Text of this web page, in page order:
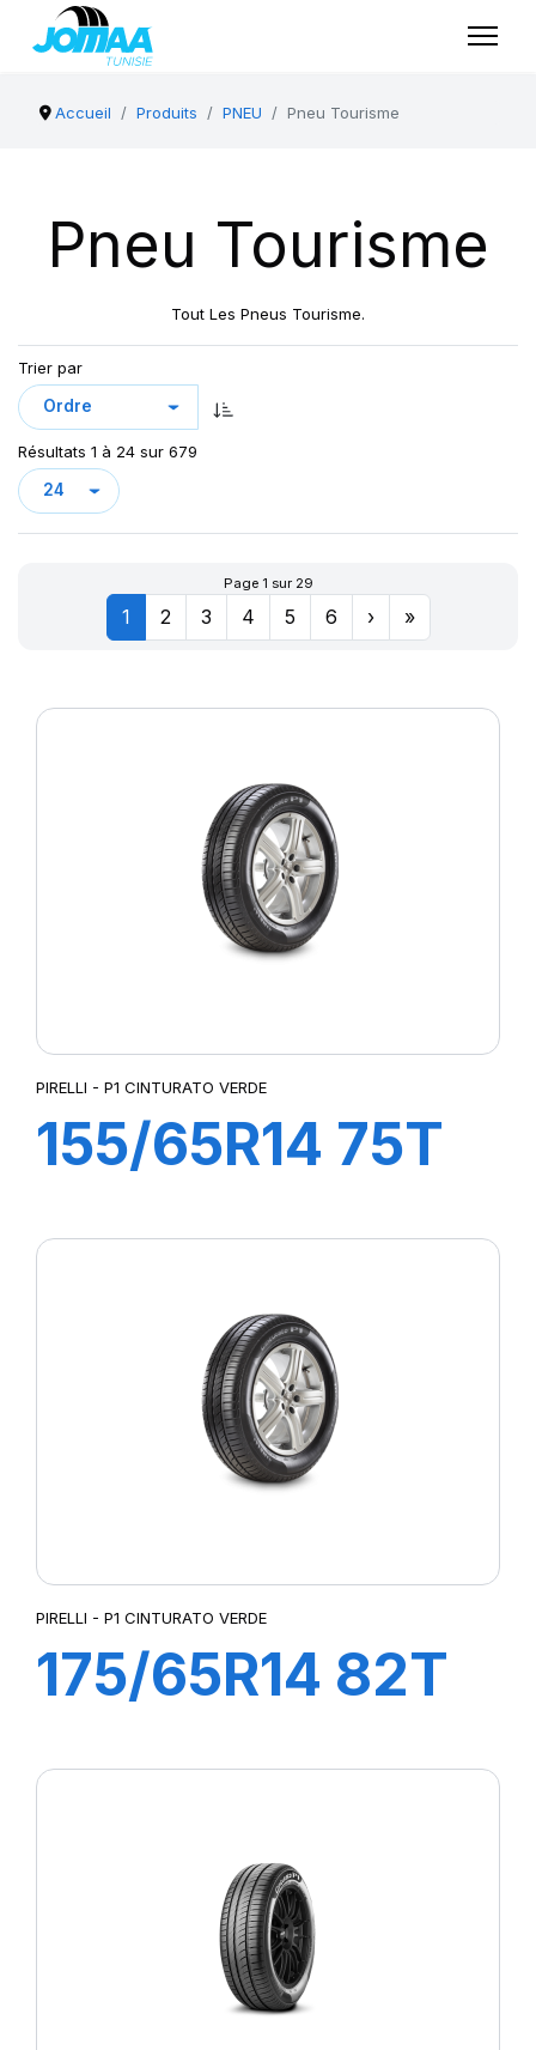
Accueil Produits PNEU Pneu Tourisme
Pneu Tourisme
Tout Les Pneus Tourisme.
Trier par
Résultats 1 à 24 sur 679
Page 1 sur 29
1 2 3 4 5 6 › »
PIRELLI - P1 CINTURATO VERDE
155/65R14 75T
PIRELLI - P1 CINTURATO VERDE
175/65R14 82T